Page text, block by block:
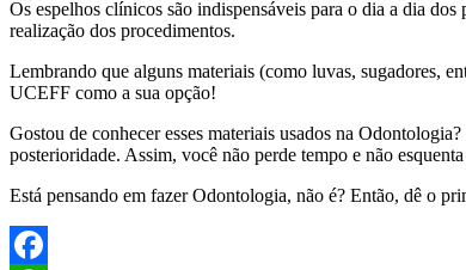
Os espelhos clínicos são indispensáveis para o dia a dia
realização dos procedimentos.
Lembrando que alguns materiais (como luvas, sugadores,
UCEFF como a sua opção!
Gostou de conhecer esses materiais usados na
posterioridade. Assim, você não perde tempo e não
Está pensando em fazer Odontologia, não é? Então, dê o